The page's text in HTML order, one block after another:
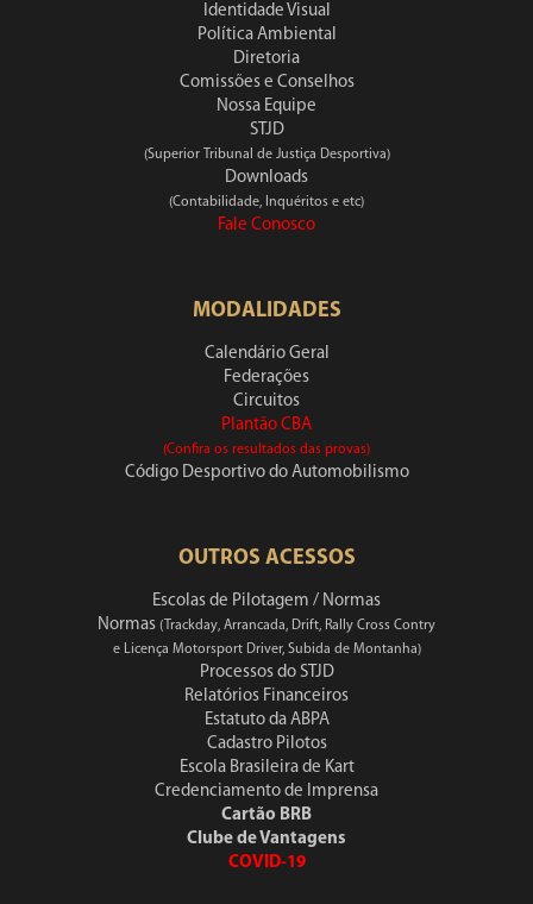
Identidade Visual
Política Ambiental
Diretoria
Comissões e Conselhos
Nossa Equipe
STJD
(Superior Tribunal de Justiça Desportiva)
Downloads
(Contabilidade, Inquéritos e etc)
Fale Conosco
MODALIDADES
Calendário Geral
Federações
Circuitos
Plantão CBA
(Confira os resultados das provas)
Código Desportivo do Automobilismo
OUTROS ACESSOS
Escolas de Pilotagem / Normas
Normas (Trackday, Arrancada, Drift, Rally Cross Contry
e Licença Motorsport Driver, Subida de Montanha)
Processos do STJD
Relatórios Financeiros
Estatuto da ABPA
Cadastro Pilotos
Escola Brasileira de Kart
Credenciamento de Imprensa
Cartão BRB
Clube de Vantagens
COVID-19